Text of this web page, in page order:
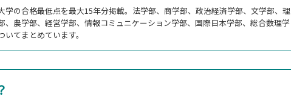
学の合格最低点を最大15年分掲載。法学部、商学部、政治経済学部、文学部、理
、農学部、経営学部、情報コミュニケーション学部、国際日本学部、総合数理学
いてまとめています。